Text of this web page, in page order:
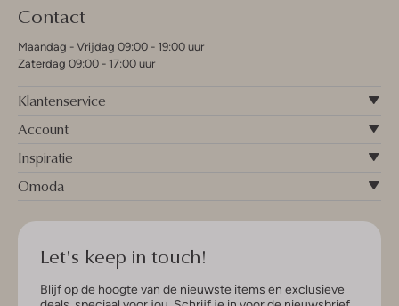
Contact
Maandag - Vrijdag 09:00 - 19:00 uur
Zaterdag 09:00 - 17:00 uur
Klantenservice
Account
Inspiratie
Omoda
Let's keep in touch!
Blijf op de hoogte van de nieuwste items en exclusieve